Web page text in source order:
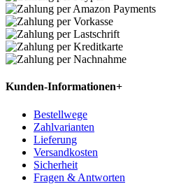
Kunden-Informationen+
Bestellwege
Zahlvarianten
Lieferung
Versandkosten
Sicherheit
Fragen & Antworten